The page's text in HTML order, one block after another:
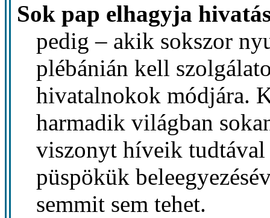
Sok pap elhagyja
pedig – akik sokszor
plébánián kell
hivatalnokok módjára.
harmadik világban
viszonyt híveik tudtával
püspökük
semmit sem tehet.